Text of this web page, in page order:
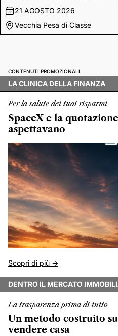
21 AGOSTO 2026
Vecchia Pesa di Classe
CONTENUTI PROMOZIONALI
LA CLINICA DELLA FINANZA
Per la salute dei tuoi risparmi
SpaceX e la
aspettavano
Scopri di più ->
DENTRO IL MERCATO
La trasparenza prima di tutto
Un metodo costruito
vendere casa